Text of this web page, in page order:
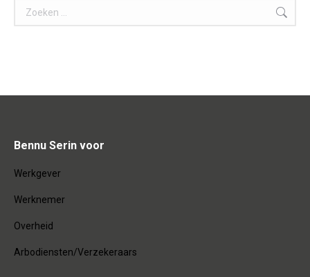
Search:
Bennu Serin voor
Werkgever
Werknemer
Overheid
Arbodiensten/Verzekeraars